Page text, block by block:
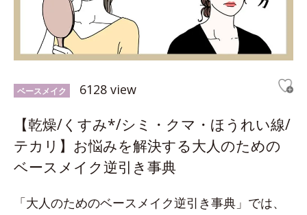
ベースメイク 6128 view
【乾燥/くすみ*/シミ・クマ・ほうれい線/
テカリ】お悩みを解決する大人のための
ベースメイク逆引き事典
「大人のためのベースメイク逆引き事典」では、